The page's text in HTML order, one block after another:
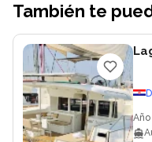
También te
Año